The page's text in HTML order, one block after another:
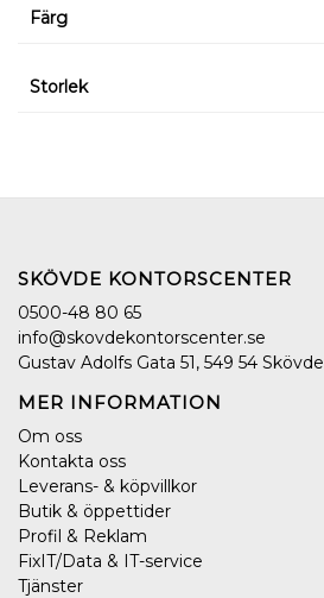
Färg
Storlek
SKÖVDE KONTORSCENTER
0500-48 80 65
info@skovdekontorscenter.se
Gustav Adolfs Gata 51, 549 54 Skövde
MER INFORMATION
Om oss
Kontakta oss
Leverans- & köpvillkor
Butik & öppettider
Profil & Reklam
FixIT/Data & IT-service
Tjänster